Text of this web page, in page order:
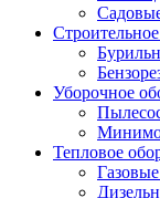
Уборочное
Тепловое